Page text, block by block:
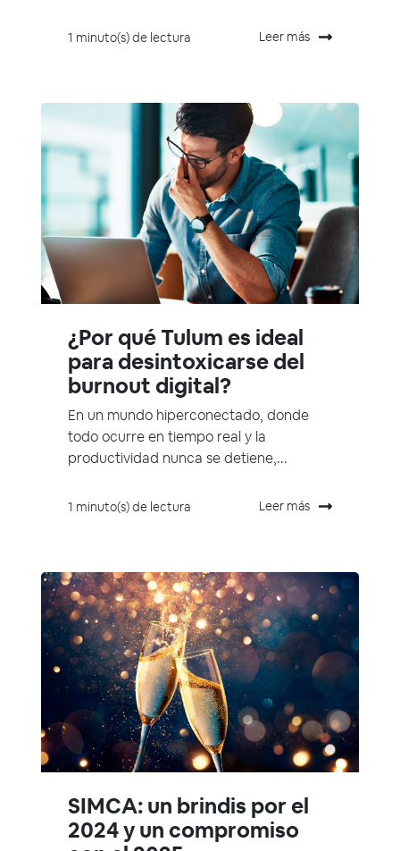
1 minuto(s) de lectura Leer más
¿Por qué Tulum es ideal
para desintoxicarse del
burnout digital?
En un mundo hiperconectado, donde
todo ocurre en tiempo real y la
productividad nunca se detiene,...
1 minuto(s) de lectura Leer más
SIMCA: un brindis por el
2024 y un compromiso